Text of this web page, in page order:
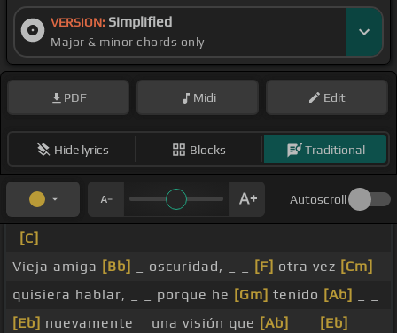
VERSION: Simplified
Major & minor chords only
PDF Midi Edit
Hide lyrics Blocks Traditional
Autoscroll
[C]
Vieja amiga [Bb] _ oscuridad, _ _ [F] otra vez [Cm]
quisiera hablar, _ _ porque he [Gm] tenido [Ab]
[Eb] nuevamente _ una visión que [Ab]
[Eb]